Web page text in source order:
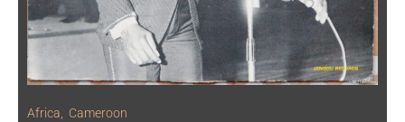
Africa Cameroon